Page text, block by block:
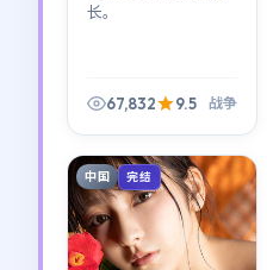
长。
67,832 9.5 战争
中国 完结